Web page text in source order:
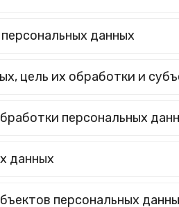
данных
цель их обработки и
персональных
данных
персональных